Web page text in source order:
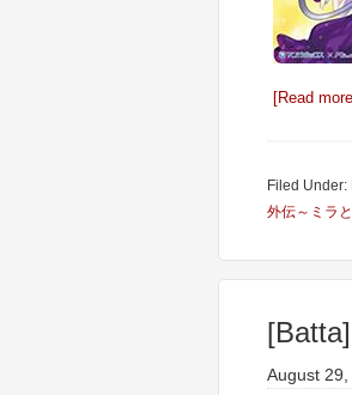
[Read
Filed Under:
外伝～ミラ
August 29,